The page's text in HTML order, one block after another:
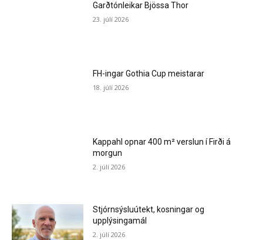
Garðtónleikar Bjössa Thor
23. júlí 2026
FH-ingar Gothia Cup meistarar
18. júlí 2026
Kappahl opnar 400 m² verslun í Firði á
morgun
2. júlí 2026
Stjórnsýsluútekt, kosningar og
upplýsingamál
2. júlí 2026